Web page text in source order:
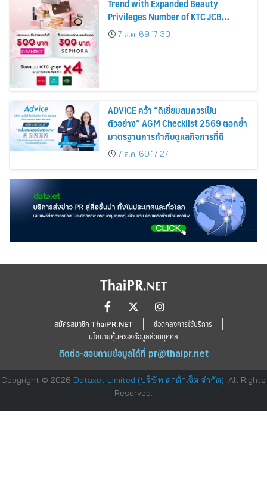
Trend with Expanded Beauty
Privileges Number of KTC JCB
Cardmembers Spending on
Cosmetics Rises 26%
7 ส.ค. 69 17:30
ADVICE คว้า “ดีเยี่ยมสมควรเป็น
ตัวอย่าง” AGM Checklist 2569 ตอกย้ำ
มาตรฐานการกำกับดูแลกิจการที่ดี
7 ส.ค. 69 17:27
สมัครสมาชิก ThaiPR.NET
ข้อตกลงการใช้บริการ
นโยบายคุ้มครองข้อมูลส่วนบุคคล
ติดต่อ-สอบถามข้อมูลได้ที่ pr@thaipr.net
Copyright © 2026 Dataxet Limited (บริษัท ดาต้าเซ็ต จำกัด). All Rights
Reserved.